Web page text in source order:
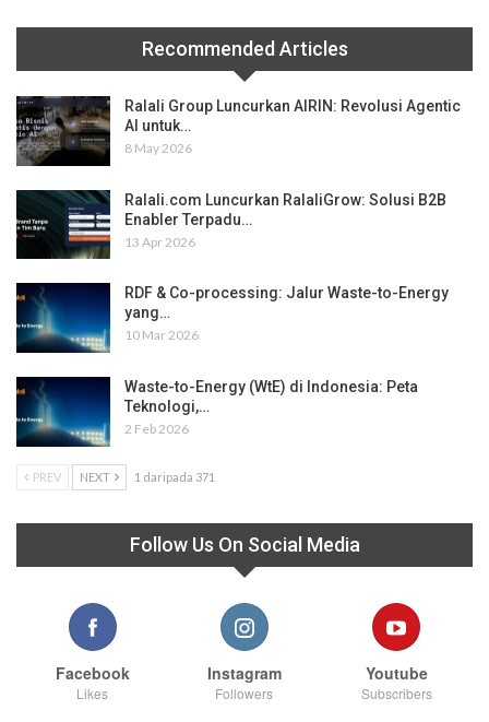
Recommended Articles
Ralali Group Luncurkan AIRIN: Revolusi Agentic
AI untuk…
8 May 2026
Ralali.com Luncurkan RalaliGrow: Solusi B2B
Enabler Terpadu…
13 Apr 2026
RDF & Co-processing: Jalur Waste-to-Energy
yang…
10 Mar 2026
Waste-to-Energy (WtE) di Indonesia: Peta
Teknologi,…
2 Feb 2026
PREV NEXT 1 daripada 371
Follow Us On Social Media
Facebook
Likes
Instagram
Followers
Youtube
Subscribers